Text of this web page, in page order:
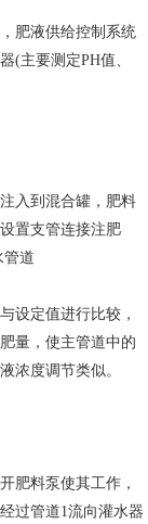
肥液供给控制系统
(主要测定PH值、
入到混合罐，肥料
置支管连接注肥
管道
设定值进行比较，
量，使主管道中的
浓度调节类似。
肥料泵使其工作，
过管道1流向灌水器